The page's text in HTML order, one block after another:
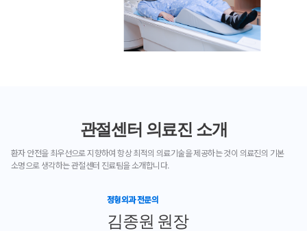
관절센터 의료진 소개
환자 안전을 최우선으로 지향하여 항상 최적의 의료기술을제공하는 것이 의료진의 기본
소명으로 생각하는 관절센터 진료팀을 소개합니다.
정형외과 전문의
김종원 원장